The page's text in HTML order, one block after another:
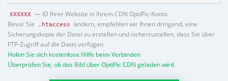
XXXXXX
— ID Ihrer Website in Ihrem CDN OptiPic-Konto
Bevor Sie
.htaccess
ändern, empfehlen wir Ihnen dringend, eine
Sicherungskopie der Datei zu erstellen und sicherzustellen, dass Sie über
FTP-Zugriff auf die Datei verfügen.
Holen Sie sich kostenlose Hilfe beim Verbinden
Überprüfen Sie, ob das Bild über OptiPic CDN geladen wird